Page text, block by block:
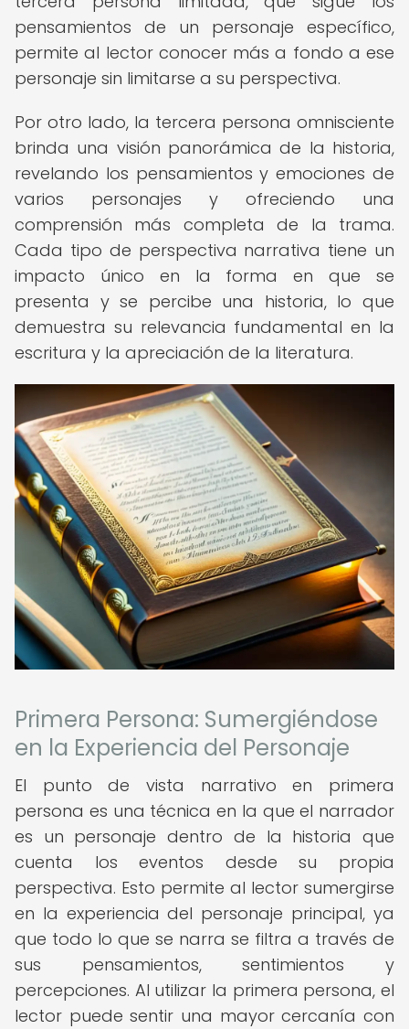
pensamientos de un personaje específico,
permite al lector conocer más a fondo a ese
personaje sin limitarse a su perspectiva.
Por otro lado, la tercera persona omnisciente
brinda una visión panorámica de la historia,
revelando los pensamientos y emociones de
varios personajes y ofreciendo una
comprensión más completa de la trama.
Cada tipo de perspectiva narrativa tiene un
impacto único en la forma en que se
presenta y se percibe una historia, lo que
demuestra su relevancia fundamental en la
escritura y la apreciación de la literatura.
Primera Persona: Sumergiéndose
en la Experiencia del Personaje
El punto de vista narrativo en primera
persona es una técnica en la que el narrador
es un personaje dentro de la historia que
cuenta los eventos desde su propia
perspectiva. Esto permite al lector sumergirse
en la experiencia del personaje principal, ya
que todo lo que se narra se filtra a través de
sus pensamientos, sentimientos y
percepciones. Al utilizar la primera persona, el
lector puede sentir una mayor cercanía con